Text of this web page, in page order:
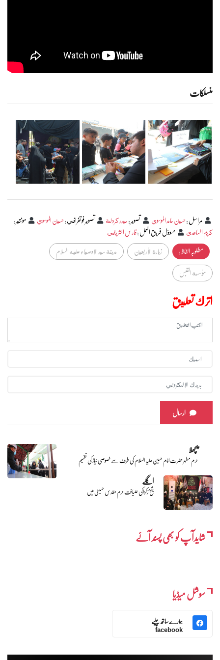
منسلکات
مراسل:حسين حامد الموسوي تصوير:حيدر كردلة تصوير فوتغرافي:حسين الموسوي مونتير:
كريم الساعدي مسوؤل فريق العمل:فارس الشريفي
مطلوبہ الفاظ :
زيارة الأربعين
مدينة سيد الاوصياء عليه السلام
مؤسسة القبس
اترك تعليق
ارسال
پچھلا
حرم مطہر حضرت امام حسین علیہ السلام کی طرف سے خصوصی نیاز کی تقسیم
اگلے
شیخ زکزاکی ضیافت حرم مقدس حسینی میں
شایدآپ کو بھی پسند آئے
سوشل میڈیا
ہمارے ساتھ چلیے
facebook